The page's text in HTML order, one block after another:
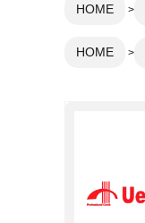
HOME
HOME